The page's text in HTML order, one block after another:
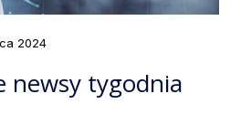
2024
newsy tygodnia